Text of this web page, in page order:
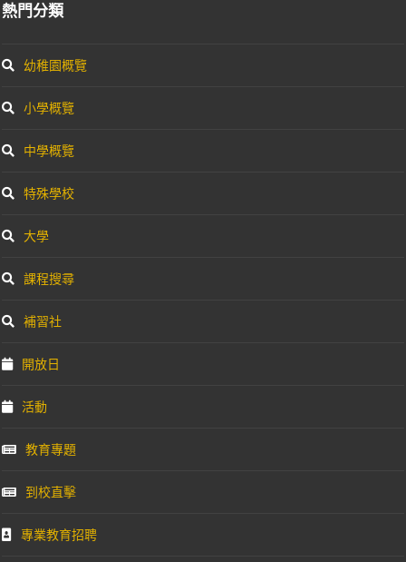
熱門分類
幼稚園概覽
小學概覽
中學概覽
特殊學校
大學
課程搜尋
補習社
開放日
活動
教育專題
到校直擊
專業教育招聘